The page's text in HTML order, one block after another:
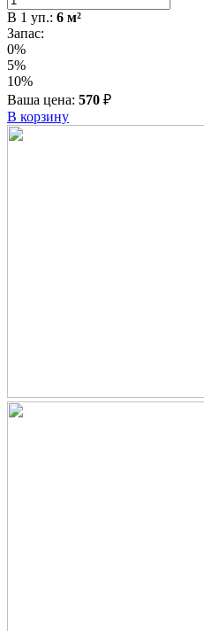
В 1 уп.: 6 м²
Запас:
0%
5%
10%
Ваша цена: 570 ₽
В корзину